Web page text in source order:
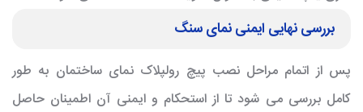
بررسی نهایی ایمنی نمای سنگ
پس از اتمام مراحل نصب پیچ رولپلاک نمای ساختمان به طور
کامل بررسی می شود تا از استحکام و ایمنی آن اطمینان حاصل